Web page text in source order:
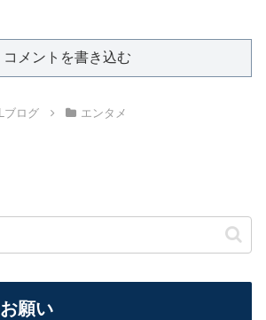
コメントを書き込む
ブログ エンタメ
願い